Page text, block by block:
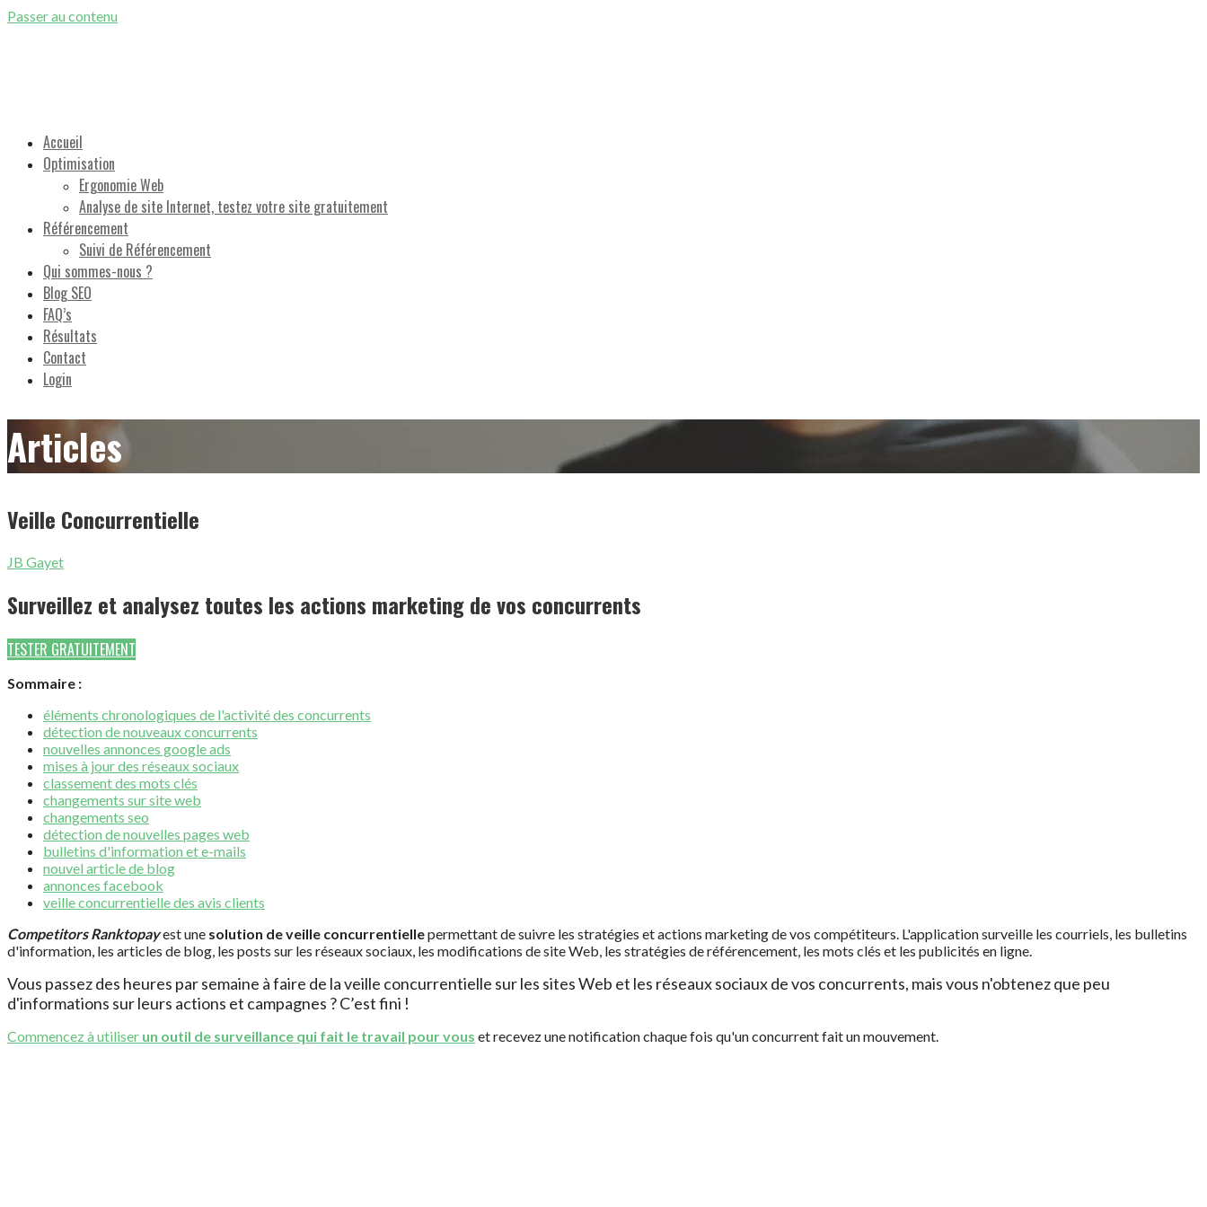
Passer au contenu
Accueil
Optimisation
Ergonomie Web
Analyse de site Internet, testez votre site gratuitement
Référencement
Suivi de Référencement
Qui sommes-nous ?
Blog SEO
FAQ’s
Résultats
Contact
Login
Articles
Veille Concurrentielle
JB Gayet
Surveillez et analysez toutes les actions marketing de vos concurrents
TESTER GRATUITEMENT
Sommaire :
éléments chronologiques de l'activité des concurrents
détection de nouveaux concurrents
nouvelles annonces google ads
mises à jour des réseaux sociaux
classement des mots clés
changements sur site web
changements seo
détection de nouvelles pages web
bulletins d'information et e-mails
nouvel article de blog
annonces facebook
veille concurrentielle des avis clients
Competitors Ranktopayest une solution de veille concurrentiellepermettant de suivre les stratégies et actions marketing de vos compétiteurs. L'application surveille les courriels, les bulletins
d'information, les articles de blog, les posts sur les réseaux sociaux, les modifications de site Web, les stratégies de référencement, les mots clés et les publicités en ligne.
Vous passez des heures par semaine à faire de la veille concurrentielle sur les sites Web et les réseaux sociaux de vos concurrents, mais vous n'obtenez que peu
d'informations sur leurs actions et campagnes ? C’est fini !
Commencez à utiliser un outil de surveillance qui fait le travail pour vous et recevez une notification chaque fois qu'un concurrent fait un mouvement.